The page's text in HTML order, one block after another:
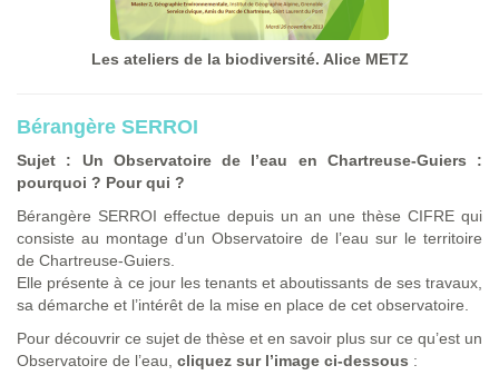
Les ateliers de la biodiversité. Alice METZ
Bérangère SERROI
Sujet : Un Observatoire de l’eau en Chartreuse-Guiers :
pourquoi ? Pour qui ?
Bérangère SERROI effectue depuis un an une thèse CIFRE qui
consiste au montage d’un Observatoire de l’eau sur le territoire
de Chartreuse-Guiers.
Elle présente à ce jour les tenants et aboutissants de ses travaux,
sa démarche et l’intérêt de la mise en place de cet observatoire.
Pour découvrir ce sujet de thèse et en savoir plus sur ce qu’est un
Observatoire de l’eau, cliquez sur l’image ci-dessous :